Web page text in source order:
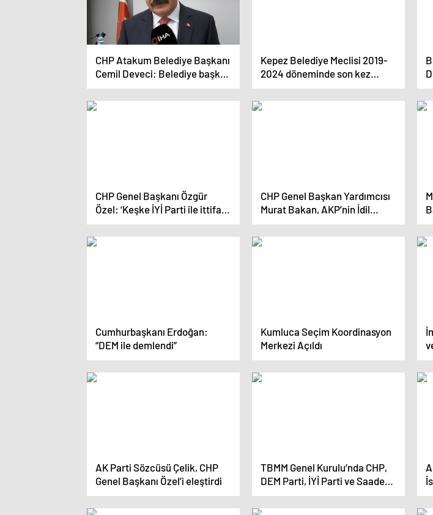
CHP Atakum Belediye Başkanı
Cemil Deveci: Belediye başkan
adaylarının seçimi önceden
belirlenmeli
Kepez Belediye Meclisi 2019-
2024 döneminde son kez
toplandı
CHP Genel Başkanı Özgür
Özel: ‘Keşke İYİ Parti ile ittifak
kurabilseydik’
CHP Genel Başkan Yardımcısı
Murat Bakan, AKP’nin İdil
Belediye Başkan Adayı
İkbalhan Haznedar’ın seçim
çalışmalarına tepki gösterdi
Cumhurbaşkanı Erdoğan:
“DEM ile demlendi”
Kumluca Seçim Koordinasyon
Merkezi Açıldı
AK Parti Sözcüsü Çelik, CHP
Genel Başkanı Özel’i eleştirdi
TBMM Genel Kurulu’nda CHP,
DEM Parti, İYİ Parti ve Saadet
Partisi’nin grup önerileri kabul
edilmedi